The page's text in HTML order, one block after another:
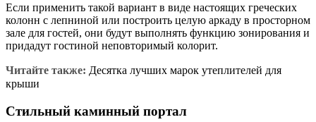
Если применить такой вариант в виде настоящих греческих
колонн с лепниной или построить целую аркаду в просторном
зале для гостей, они будут выполнять функцию зонирования и
придадут гостиной неповторимый колорит.
Читайте также: Десятка лучших марок утеплителей для
крыши
Стильный каминный портал